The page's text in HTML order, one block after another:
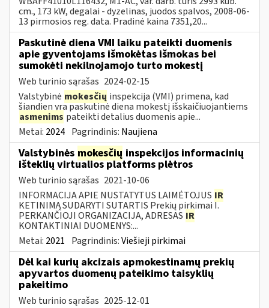
cm., 173 kW, degalai - dyzelinas, juodos spalvos, 2008-06-
13 pirmosios reg. data. Pradinė kaina 7351,20...
Paskutinė diena VMI laiku pateikti duomenis
apie gyventojams išmokėtas išmokas bei
sumokėti nekilnojamojo turto mokestį
Web turinio sąrašas 2024-02-15
Valstybinė mokesčių inspekcija (VMI) primena, kad
šiandien yra paskutinė diena mokestį išskaičiuojantiems
asmenims pateikti detalius duomenis apie...
Metai: 2024 Pagrindinis: Naujiena
Valstybinės mokesčių inspekcijos informacinių
išteklių virtualios platforms plėtros
Web turinio sąrašas 2021-10-06
INFORMACIJA APIE NUSTATYTUS LAIMĖTOJUS IR
KETINIMĄ SUDARYTI SUTARTIS Prekių pirkimai I.
PERKANČIOJI ORGANIZACIJA, ADRESAS IR
KONTAKTINIAI DUOMENYS:...
Metai: 2021 Pagrindinis:Viešieji pirkimai
Dėl kai kurių akcizais apmokestinamų prekių
apyvartos duomenų pateikimo taisyklių
pakeitimo
Web turinio sąrašas 2025-12-01